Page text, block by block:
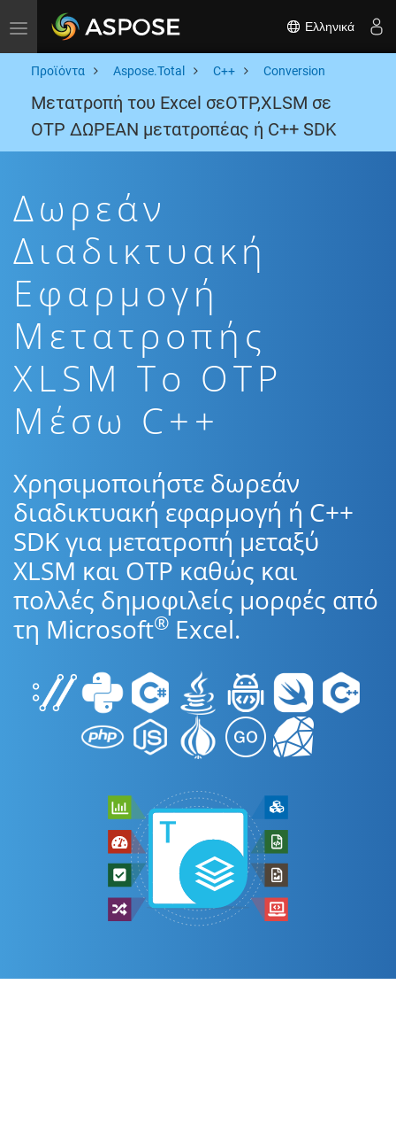
Toggle navigation Ελληνικά
Προϊόντα Aspose.Total C++ Conversion
Μετατροπή του Excel σεOTP,XLSM σε
OTP ΔΩΡΕΑΝ μετατροπέας ή C++ SDK
Δωρεάν
Διαδικτυακή
Εφαρμογή
Μετατροπής
XLSM To OTP
Μέσω C++
Χρησιμοποιήστε δωρεάν
διαδικτυακή εφαρμογή ή C++
SDK για μετατροπή μεταξύ
XLSM και OTP καθώς και
πολλές δημοφιλείς μορφές από
τη Microsoft® Excel.